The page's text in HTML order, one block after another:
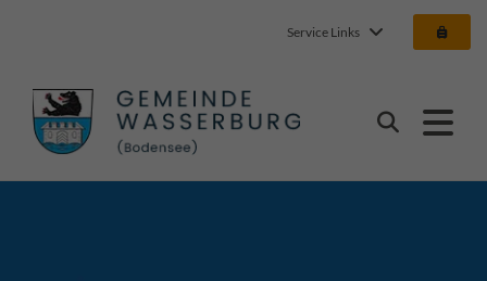
Service Links
Suchen